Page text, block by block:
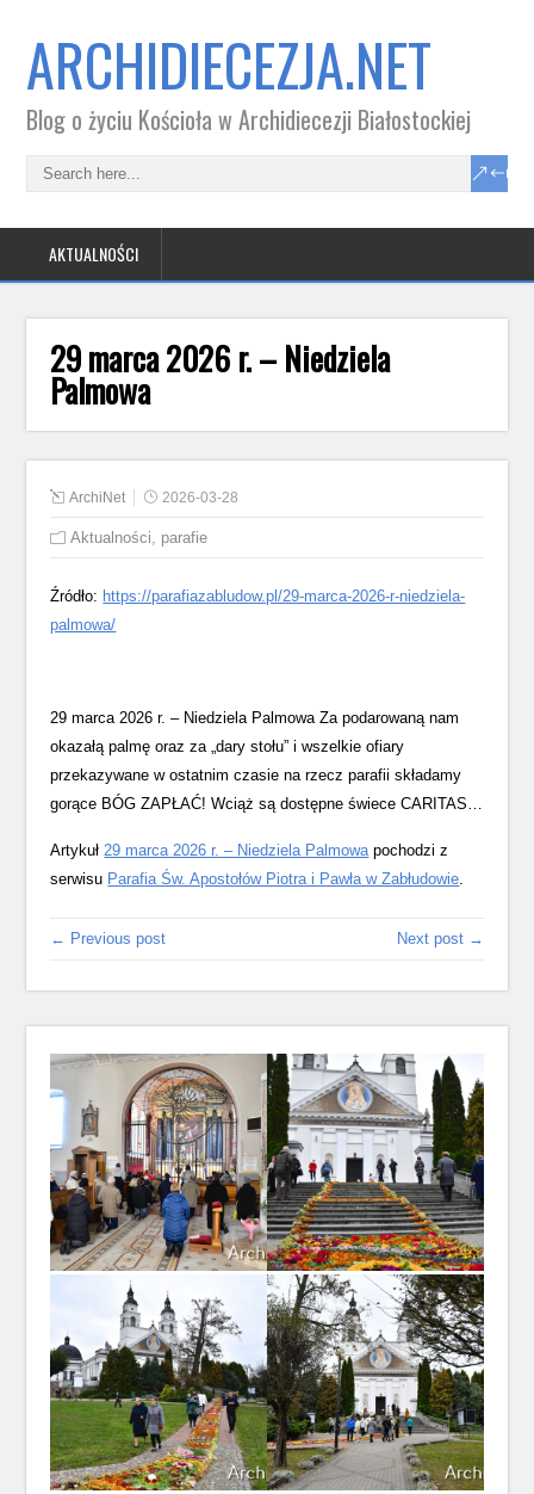
ARCHIDIECEZJA.NET
Blog o życiu Kościoła w Archidiecezji Białostockiej
AKTUALNOŚCI
29 marca 2026 r. – Niedziela
Palmowa
ArchiNet 2026-03-28
Aktualności, parafie
Źródło: https://parafiazabludow.pl/29-marca-2026-r-niedziela-
palmowa/
29 marca 2026 r. – Niedziela Palmowa Za podarowaną nam
okazałą palmę oraz za „dary stołu” i wszelkie ofiary
przekazywane w ostatnim czasie na rzecz parafii składamy
gorące BÓG ZAPŁAĆ! Wciąż są dostępne świece CARITAS…
Artykuł29 marca 2026 r. – Niedziela Palmowapochodzi z
serwisu Parafia Św. Apostołów Piotra i Pawła w Zabłudowie.
← Previous post Next post →